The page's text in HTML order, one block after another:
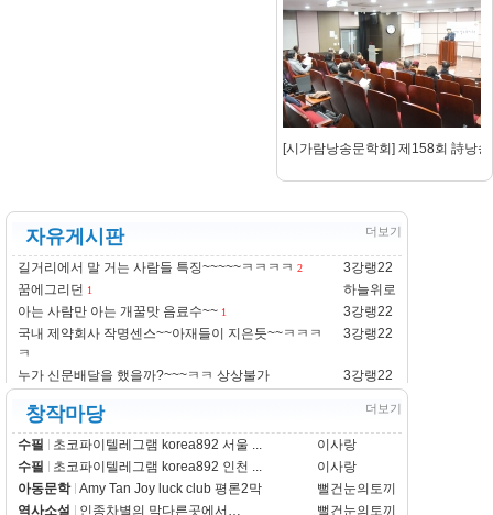
[시가람낭송문학회] 제158회 詩낭
자유게시판 더보기
길거리에서 말 거는 사람들 특징~~~~~ㅋㅋㅋㅋ 2
3강랭22
꿈에그리던 1
하늘위로
아는 사람만 아는 개꿀맛 음료수~~ 1
3강랭22
국내 제약회사 작명센스~~아재들이 지은듯~~ㅋㅋㅋ
ㅋ
3강랭22
누가 신문배달을 했을까?~~~ㅋㅋ 상상불가 3강랭22
창작마당 더보기
수필 초코파이텔레그램 korea892 서울 ...
이사랑
수필
초코파이텔레그램 korea892 인천 ...
이사랑
아동문학 Amy Tan Joy luck club 평론2막
뻘건눈의토끼
역사소설
인종차별의 막다른곳에서…
뻘건눈의토끼